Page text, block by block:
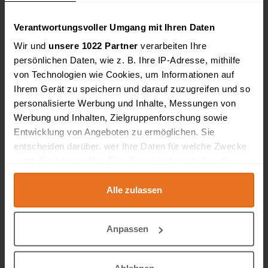
Verantwortungsvoller Umgang mit Ihren Daten
Wir und unsere 1022 Partner verarbeiten Ihre
persönlichen Daten, wie z. B. Ihre IP-Adresse, mithilfe
von Technologien wie Cookies, um Informationen auf
Ihrem Gerät zu speichern und darauf zuzugreifen und so
personalisierte Werbung und Inhalte, Messungen von
Werbung und Inhalten, Zielgruppenforschung sowie
Entwicklung von Angeboten zu ermöglichen. Sie
entscheiden darüber, wer Ihre Daten für welche Zwecke
Cookie-Erklärung oder durch Klicken auf das Privacy
Trigger Symbol ändern oder widerrufen
Informationen über Ihre geografische Lage
erfassen, welche bis auf einige Meter genau sein
Alle zulassen
Anpassen
Würfelhocker / Sitzwürfel
Preis: 95,00 EUR
Preis: 95 € inkl. 19% MwSt. Verkauf nur an
Gewerbetreibende - unter Ausschluss jeglicher
Gewährleistung. Keine Rückgabe. Kein Versand. Nur
Selbstabholung. Kubus Sitzwürfel Sitzhocker Sitzbank
Fußhoc ..
87700, Memmingen
Chesterfield Sofa Dieses schöne und hochwertige
im Kundenbereich eines gepflegten Tattoo Studios